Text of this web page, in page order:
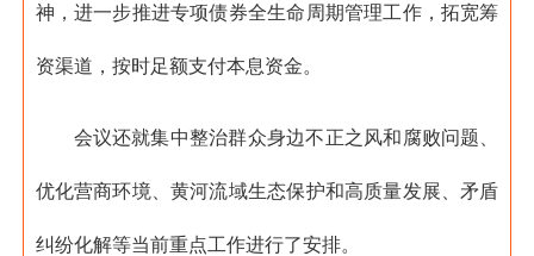
神，进一步推进专项债券全生命周期管理工作，拓宽筹
资渠道，按时足额支付本息资金。
会议还就集中整治群众身边不正之风和腐败问题、
优化营商环境、黄河流域生态保护和高质量发展、矛盾
纠纷化解等当前重点工作进行了安排。